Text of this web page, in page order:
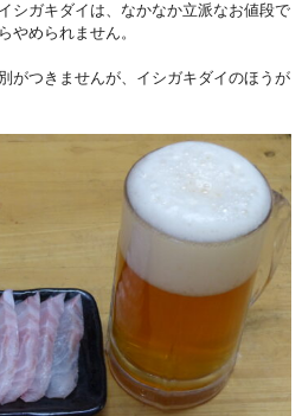
シガキダイは、なかなか立派なお値段で
やめられません。
がつきませんが、イシガキダイのほうが